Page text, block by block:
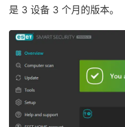
是 3 设备 3 个月的版本。